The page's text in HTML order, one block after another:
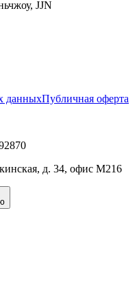
JJN
данныхПубличная оферта
д. 34, офис М216